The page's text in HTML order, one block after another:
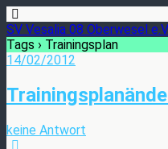
SV Vesalia 08 Oberwesel e.V.
Tags › Trainingsplan
14/02/2012
keine Antwort